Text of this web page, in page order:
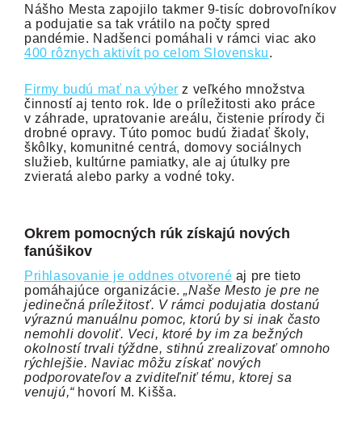
Nášho Mesta zapojilo takmer 9-tisíc dobrovoľníkov
a podujatie sa tak vrátilo na počty spred
pandémie. Nadšenci pomáhali v rámci viac ako
400 rôznych aktivít po celom Slovensku.
Firmy budú mať na výber z veľkého množstva
činností aj tento rok. Ide o príležitosti ako práce
v záhrade, upratovanie areálu, čistenie prírody či
drobné opravy. Túto pomoc budú žiadať školy,
škôlky, komunitné centrá, domovy sociálnych
služieb, kultúrne pamiatky, ale aj útulky pre
zvieratá alebo parky a vodné toky.
Okrem pomocných rúk získajú nových
fanúšikov
Prihlasovanie je oddnes otvorené aj pre tieto
pomáhajúce organizácie.„Naše Mesto je pre ne
jedinečná príležitosť. V rámci podujatia dostanú
výraznú manuálnu pomoc, ktorú by si inak často
nemohli dovoliť. Veci, ktoré by im za bežných
okolností trvali týždne, stihnú zrealizovať omnoho
rýchlejšie. Naviac môžu získať nových
podporovateľov a zviditeľniť tému, ktorej sa
venujú,“hovorí M. Kišša.